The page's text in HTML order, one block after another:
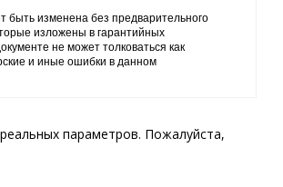
изменена без предварительного
изложены в гарантийных
не может толковаться как
и иные ошибки в данном
параметров. Пожалуйста,